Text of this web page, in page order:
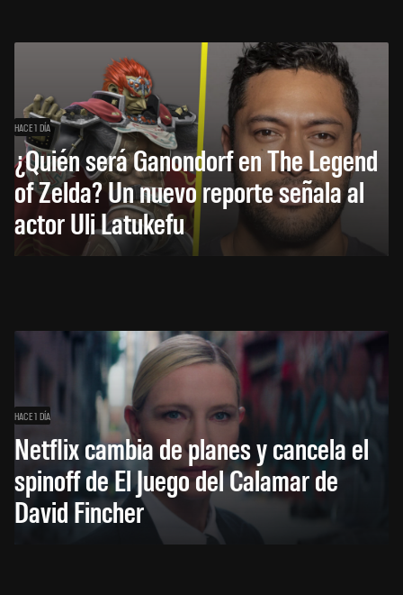
HACE 1 DÍA
¿Quién será Ganondorf en The Legend
of Zelda? Un nuevo reporte señala al
actor Uli Latukefu
HACE 1 DÍA
Netflix cambia de planes y cancela el
spinoff de El Juego del Calamar de
David Fincher